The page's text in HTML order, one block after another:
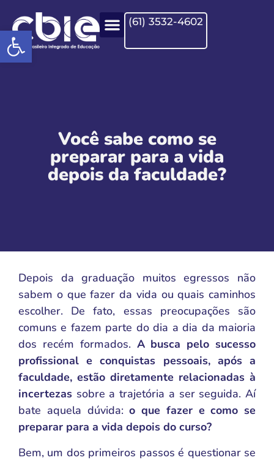
Open toolbar
(61) 3532-4602
Você sabe como se
preparar para a vida
depois da faculdade?
Depois da graduação muitos egressos não
sabem o que fazer da vida ou quais caminhos
escolher. De fato, essas preocupações são
comuns e fazem parte do dia a dia da maioria
dos recém formados. A busca pelo sucesso
profissional e conquistas pessoais, após a
faculdade, estão diretamente relacionadas à
incertezas sobre a trajetória a ser seguida. Aí
bate aquela dúvida:o que fazer e como se
preparar para a vida depois do curso?
Bem, um dos primeiros passos é questionar se